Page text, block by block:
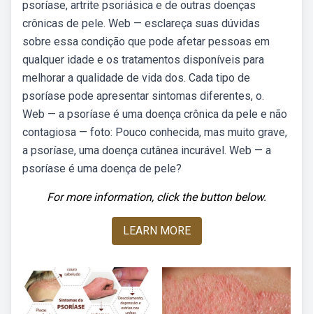
psoríase, artrite psoriásica e de outras doenças
crônicas de pele. Web — esclareça suas dúvidas
sobre essa condição que pode afetar pessoas em
qualquer idade e os tratamentos disponíveis para
melhorar a qualidade de vida dos. Cada tipo de
psoríase pode apresentar sintomas diferentes, o.
Web — a psoríase é uma doença crônica da pele e não
contagiosa — foto: Pouco conhecida, mas muito grave,
a psoríase, uma doença cutânea incurável. Web — a
psoríase é uma doença de pele?
For more information, click the button below.
LEARN MORE